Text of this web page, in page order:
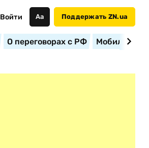
Войти Аа Поддержать ZN.ua
О переговорах с РФ